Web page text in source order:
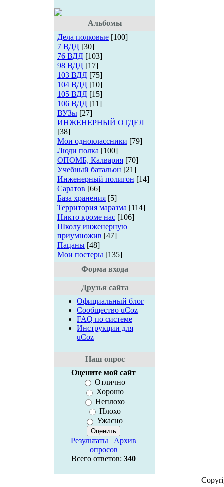
Альбомы
Дела полковые [100]
7 ВДД [30]
76 ВДД [103]
98 ВДД [17]
103 ВДД [75]
104 ВДД [10]
105 ВДД [15]
106 ВДД [11]
ВУЗы [27]
ИНЖЕНЕРНЫЙ ОТДЕЛ
[38]
Мои одноклассники [79]
Люди полка [100]
ОПОМБ, Калвария [70]
Учебный батальон [21]
Инженерный полигон [14]
Саратов [66]
База хранения [5]
Территория маразма [114]
Никто кроме нас [106]
Школу инженерную
приумножив [47]
Пацаны [48]
Мои постеры [135]
Форма входа
Друзья сайта
Официальный блог
Сообщество uCoz
FAQ по системе
Инструкции для
uCoz
Наш опрос
Оцените мой сайт
Отлично
Хорошо
Неплохо
Плохо
Ужасно
Результаты | Архив
опросов
Всего ответов: 340